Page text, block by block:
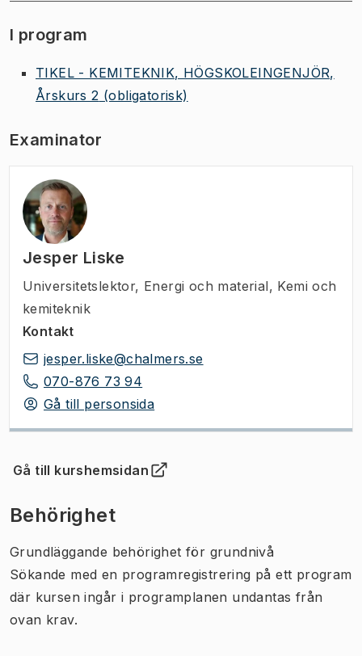
I program
TIKEL - KEMITEKNIK, HÖGSKOLEINGENJÖR,
Årskurs 2 (obligatorisk)
Examinator
Jesper Liske
Universitetslektor, Energi och material, Kemi och
kemiteknik
Kontakt
jesper.liske@chalmers.se
070-876 73 94
Gå till personsida
Gå till kurshemsidan
(Öppnas i ny flik)
Behörighet
Grundläggande behörighet för grundnivå
Sökande med en programregistrering på ett program
där kursen ingår i programplanen undantas från
ovan krav.